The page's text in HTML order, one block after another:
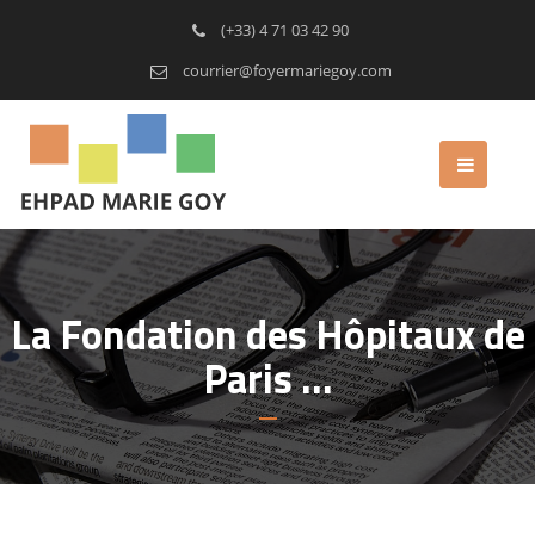
(+33) 4 71 03 42 90
courrier@foyermariegoy.com
La Fondation des Hôpitaux de
Paris …